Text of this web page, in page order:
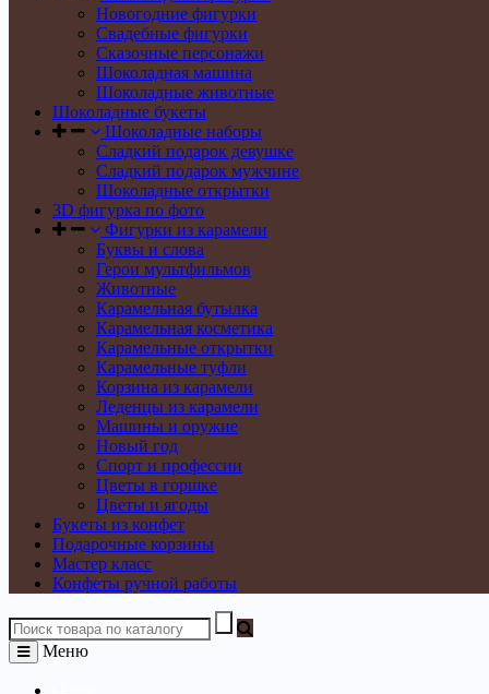
Новогодние фигурки
Свадебные фигурки
Сказочные персонажи
Шоколадная машина
Шоколадные животные
Шоколадные букеты
Шоколадные наборы
Сладкий подарок девушке
Сладкий подарок мужчине
Шоколадные открытки
3D фигурка по фото
Фигурки из карамели
Буквы и слова
Герои мультфильмов
Животные
Карамельная бутылка
Карамельная косметика
Карамельные открытки
Карамельные туфли
Корзина из карамели
Леденцы из карамели
Машины и оружие
Новый год
Спорт и профессии
Цветы в горшке
Цветы и ягоды
Букеты из конфет
Подарочные корзины
Мастер класс
Конфеты ручной работы
Меню